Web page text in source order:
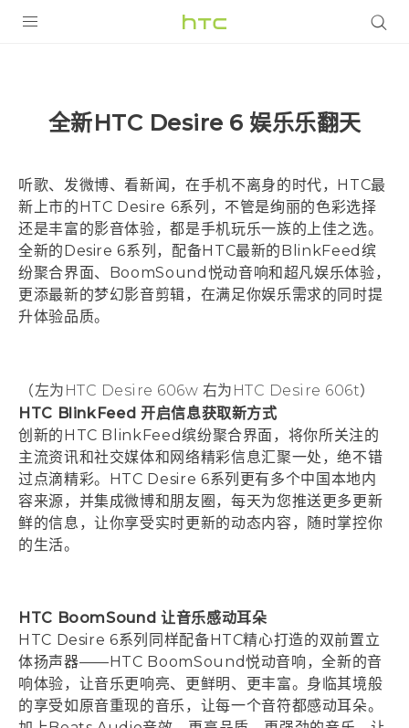
支持帮助
在线客服
全新HTC Desire 6 娱乐乐翻天
听歌、发微博、看新闻，在手机不离身的时代，HTC最
新上市的HTC Desire 6系列，不管是绚丽的色彩选择
还是丰富的影音体验，都是手机玩乐一族的上佳之选。
全新的Desire 6系列，配备HTC最新的BlinkFeed缤
纷聚合界面、BoomSound悦动音响和超凡娱乐体验，
更添最新的梦幻影音剪辑，在满足你娱乐需求的同时提
升体验品质。
（左为HTC Desire 606w 右为HTC Desire 606t）
HTC BlinkFeed 开启信息获取新方式
创新的HTC BlinkFeed缤纷聚合界面，将你所关注的
主流资讯和社交媒体和网络精彩信息汇聚一处，绝不错
过点滴精彩。HTC Desire 6系列更有多个中国本地内
容来源，并集成微博和朋友圈，每天为您推送更多更新
鲜的信息，让你享受实时更新的动态内容，随时掌控你
的生活。
HTC BoomSound 让音乐感动耳朵
HTC Desire 6系列同样配备HTC精心打造的双前置立
体扬声器——HTC BoomSound悦动音响，全新的音
响体验，让音乐更响亮、更鲜明、更丰富。身临其境般
的享受如原音重现的音乐，让每一个音符都感动耳朵。